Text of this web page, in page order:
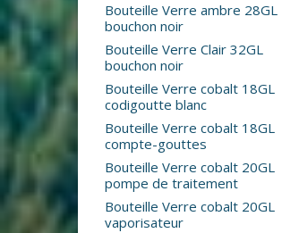
Bouteille Verre ambre 28GL
bouchon noir
Bouteille Verre Clair 32GL
bouchon noir
Bouteille Verre cobalt 18GL
codigoutte blanc
Bouteille Verre cobalt 18GL
compte-gouttes
Bouteille Verre cobalt 20GL
pompe de traitement
Bouteille Verre cobalt 20GL
vaporisateur